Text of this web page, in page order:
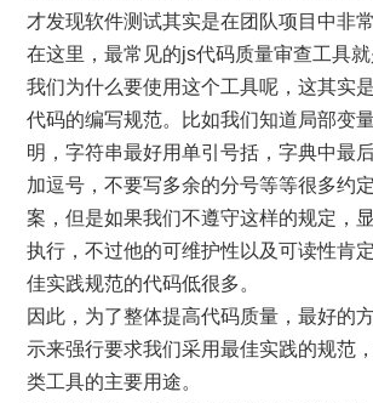
才发现软件测试其实是在团队项目中非常
在这里，最常见的js代码质量审查工具就
我们为什么要使用这个工具呢，这其实
代码的编写规范。比如我们知道局部变
明，字符串最好用单引号括，字典中最
加逗号，不要写多余的分号等等很多约
案，但是如果我们不遵守这样的规定，
执行，不过他的可维护性以及可读性肯
佳实践规范的代码低很多。
因此，为了整体提高代码质量，最好的
示来强行要求我们采用最佳实践的规范
类工具的主要用途。